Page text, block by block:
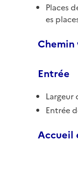
Places
es
Entrée
Largeur
Entrée
Accueil